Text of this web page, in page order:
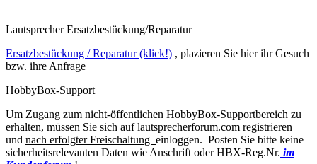
Lautsprecher Ersatzbestückung/Reparatur
Ersatzbestückung / Reparatur (klick!) , plazieren Sie hier ihr Gesuch
bzw. ihre Anfrage
HobbyBox-Support
Um Zugang zum nicht-öffentlichen HobbyBox-Supportbereich zu
erhalten, müssen Sie sich auf lautsprecherforum.com registrieren
und nach erfolgter Freischaltung einloggen. Posten Sie bitte keine
sicherheitsrelevanten Daten wie Anschrift oder HBX-Reg.Nr. im